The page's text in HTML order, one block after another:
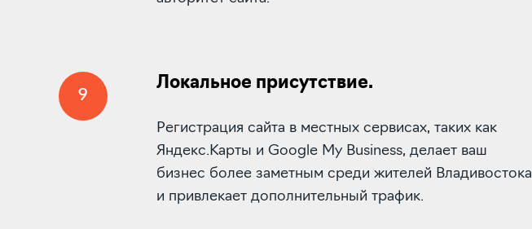
9
Локальное присутствие.
Регистрация сайта в местных сервисах, таких как
Яндекс.Карты и Google My Business, делает ваш
бизнес более заметным среди жителей Владивостока
и привлекает дополнительный трафик.